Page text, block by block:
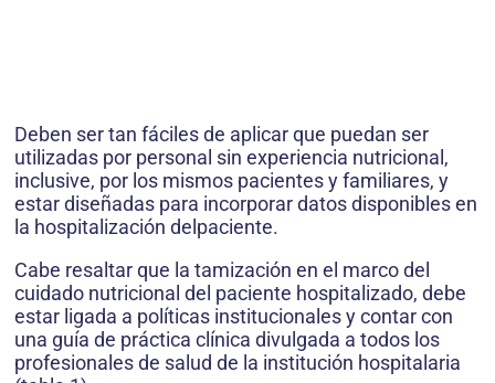
Deben ser tan fáciles de aplicar que puedan ser
utilizadas por personal sin experiencia nutricional,
inclusive, por los mismos pacientes y familiares, y
estar diseñadas para incorporar datos disponibles en
la hospitalización delpaciente.
Cabe resaltar que la tamización en el marco del
cuidado nutricional del paciente hospitalizado, debe
estar ligada a políticas institucionales y contar con
una guía de práctica clínica divulgada a todos los
profesio­nales de salud de la institución hospitalaria